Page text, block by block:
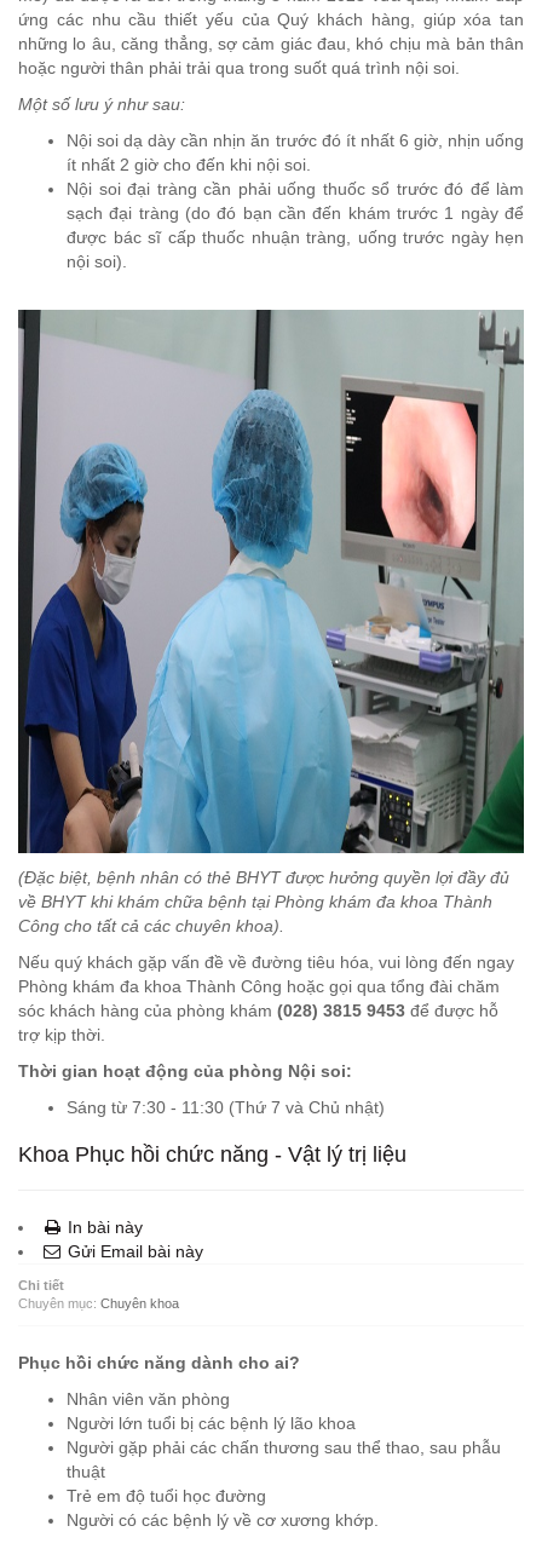
ứng các nhu cầu thiết yếu của Quý khách hàng, giúp xóa tan
những lo âu, căng thẳng, sợ cảm giác đau, khó chịu mà bản thân
hoặc người thân phải trải qua trong suốt quá trình nội soi.
Một số lưu ý như sau:
Nội soi dạ dày cần nhịn ăn trước đó ít nhất 6 giờ, nhịn uống
ít nhất 2 giờ cho đến khi nội soi.
Nội soi đại tràng cần phải uống thuốc sổ trước đó để làm
sạch đại tràng (do đó bạn cần đến khám trước 1 ngày để
được bác sĩ cấp thuốc nhuận tràng, uống trước ngày hẹn
nội soi).
(Đặc biệt, bệnh nhân có thẻ BHYT được hưởng quyền lợi đầy đủ
về BHYT khi khám chữa bệnh tại Phòng khám đa khoa Thành
Công cho tất cả các chuyên khoa).
Nếu quý khách gặp vấn đề về đường tiêu hóa, vui lòng đến ngay
Phòng khám đa khoa Thành Công hoặc gọi qua tổng đài chăm
sóc khách hàng của phòng khám (028) 3815 9453 để được hỗ
trợ kịp thời.
Thời gian hoạt động của phòng Nội soi:
Sáng từ 7:30 - 11:30 (Thứ 7 và Chủ nhật)
Khoa Phục hồi chức năng - Vật lý trị liệu
In bài này
Gửi Email bài này
Chi tiết
Chuyên mục: Chuyên khoa
Phục hồi chức năng dành cho ai?
Nhân viên văn phòng
Người lớn tuổi bị các bệnh lý lão khoa
Người gặp phải các chấn thương sau thể thao, sau phẫu
thuật
Trẻ em độ tuổi học đường
Người có các bệnh lý về cơ xương khớp.